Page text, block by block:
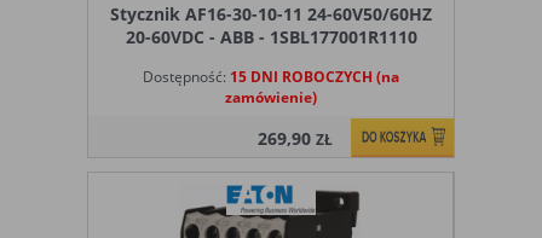
Stycznik AF16-30-10-11 24-60V50/60HZ
20-60VDC - ABB - 1SBL177001R1110
Dostępność: 15 DNI ROBOCZYCH (na
zamówienie)
269,90ZŁ